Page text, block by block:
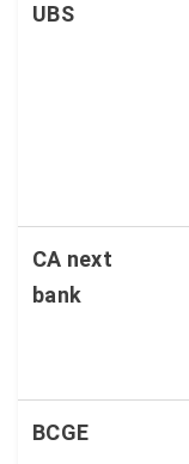
UBS
CA next
bank
BCGE